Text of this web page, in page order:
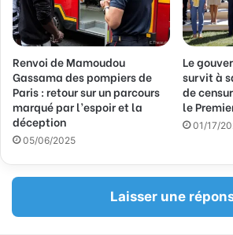
Renvoi de Mamoudou
Gassama des pompiers de
Paris : retour sur un parcours
marqué par l’espoir et la
déception
05/06/2025
Le
survit à
de
le
01/17/
Laisser une